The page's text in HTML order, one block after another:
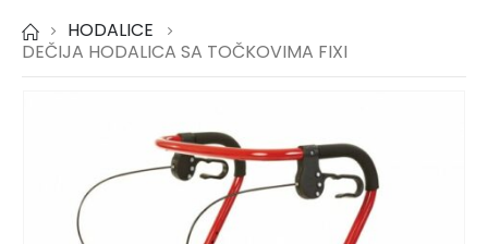
HODALICE
DEČIJA HODALICA SA TOČKOVIMA FIXI